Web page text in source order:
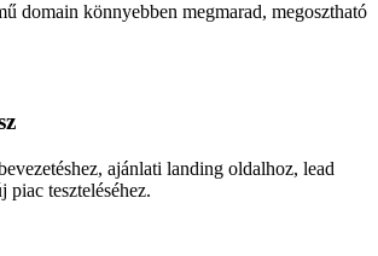
domain könnyebben megmarad, megosztható
ajánlati landing oldalhoz, lead
piac teszteléséhez.